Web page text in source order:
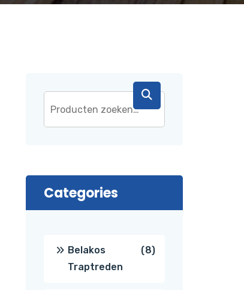
Categories
Belakos
Traptreden
88